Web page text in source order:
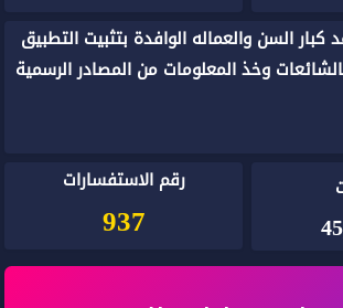
السن والعماله الوافدة بتثبيت التطبيق
وخذ المعلومات من المصادر الرسمية
رقم الاستفسارات
937